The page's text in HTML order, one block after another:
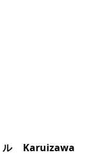
Karuizawa